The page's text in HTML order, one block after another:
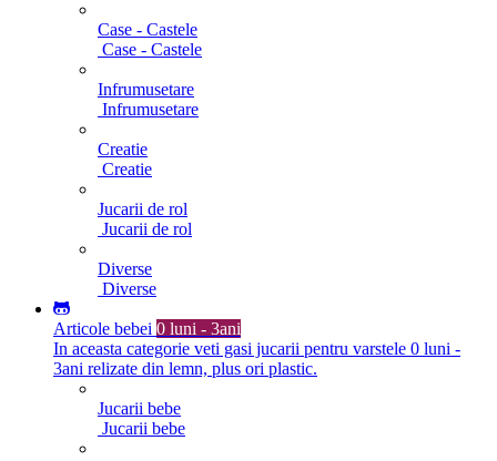
Case - Castele
Case - Castele
Infrumusetare
Infrumusetare
Creatie
Creatie
Jucarii de rol
Jucarii de rol
Diverse
Diverse
Articole bebei 0 luni - 3ani
In aceasta categorie veti gasi jucarii pentru varstele 0 luni -
3ani relizate din lemn, plus ori plastic.
Jucarii bebe
Jucarii bebe